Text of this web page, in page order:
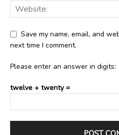
Save my name, email, and
next time I comment.
Please enter an answer in digits:
twelve + twenty =